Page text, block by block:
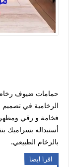
حمامات ضيوف رخام
الرخامية في
فخامة و رقي
أستبداله بسراميك
بالرخام الطبيعي.
اقرا ايضا